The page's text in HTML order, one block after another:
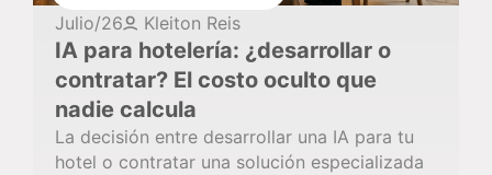
Julio/26 Kleiton Reis
IA para hotelería: ¿desarrollar o
contratar? El costo oculto que
nadie calcula
La decisión entre desarrollar una IA para tu
hotel o contratar una solución especializada